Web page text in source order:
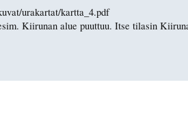
urakartat/kartta_4.pdf
Kiirunan alue puuttuu. Itse tilasin